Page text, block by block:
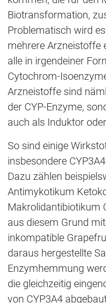
Biotransformation,
Problematisch wird
mehrere Arzneistoffe
alle in irgendeiner
Cytochrom-
Arzneistoffe sind
der CYP-Enzyme,
auch als Induktor
So sind einige
insbesondere
Dazu zählen
Antimykotikum
Makrolidantibiotikum
aus diesem Grund
inkompatible
daraus hergestellte
Enzymhemmung
die gleichzeitig
von CYP3A4